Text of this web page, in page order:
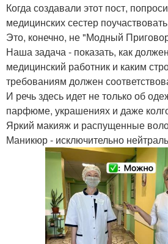
Когда создавали этот пост,
медицинских сестер
Это, конечно, не "Модный
Наша задача - показать, как
медицинский работник и каким
требованиям должен
И речь здесь идет не только об
парфюме, украшениях и даже
Яркий макияж и распущенные
Маникюр - исключительно